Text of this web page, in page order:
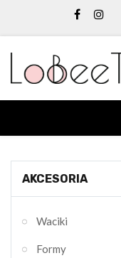
AKCESORIA
Waciki
Formy